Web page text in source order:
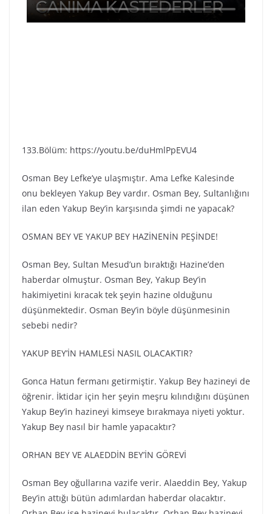
133.Bölüm: https://youtu.be/duHmlPpEVU4
Osman Bey Lefke’ye ulaşmıştır. Ama Lefke Kalesinde
onu bekleyen Yakup Bey vardır. Osman Bey, Sultanlığını
ilan eden Yakup Bey’in karşısında şimdi ne yapacak?
OSMAN BEY VE YAKUP BEY HAZİNENİN PEŞİNDE!
Osman Bey, Sultan Mesud’un bıraktığı Hazine’den
haberdar olmuştur. Osman Bey, Yakup Bey’in
hakimiyetini kıracak tek şeyin hazine olduğunu
düşünmektedir. Osman Bey’in böyle düşünmesinin
sebebi nedir?
YAKUP BEY’İN HAMLESİ NASIL OLACAKTIR?
Gonca Hatun fermanı getirmiştir. Yakup Bey hazineyi de
öğrenir. İktidar için her şeyin meşru kılındığını düşünen
Yakup Bey’in hazineyi kimseye bırakmaya niyeti yoktur.
Yakup Bey nasıl bir hamle yapacaktır?
ORHAN BEY VE ALAEDDİN BEY’İN GÖREVİ
Osman Bey oğullarına vazife verir. Alaeddin Bey, Yakup
Bey’in attığı bütün adımlardan haberdar olacaktır.